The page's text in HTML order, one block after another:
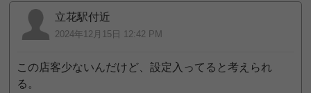
立花駅付近
2024年12月15日 12:42 PM
この店客少ないんだけど、設定入ってると考えられ
る。